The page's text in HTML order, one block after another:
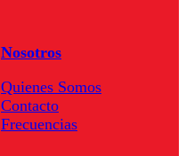
Nosotros
Quienes Somos
Contacto
Frecuencias